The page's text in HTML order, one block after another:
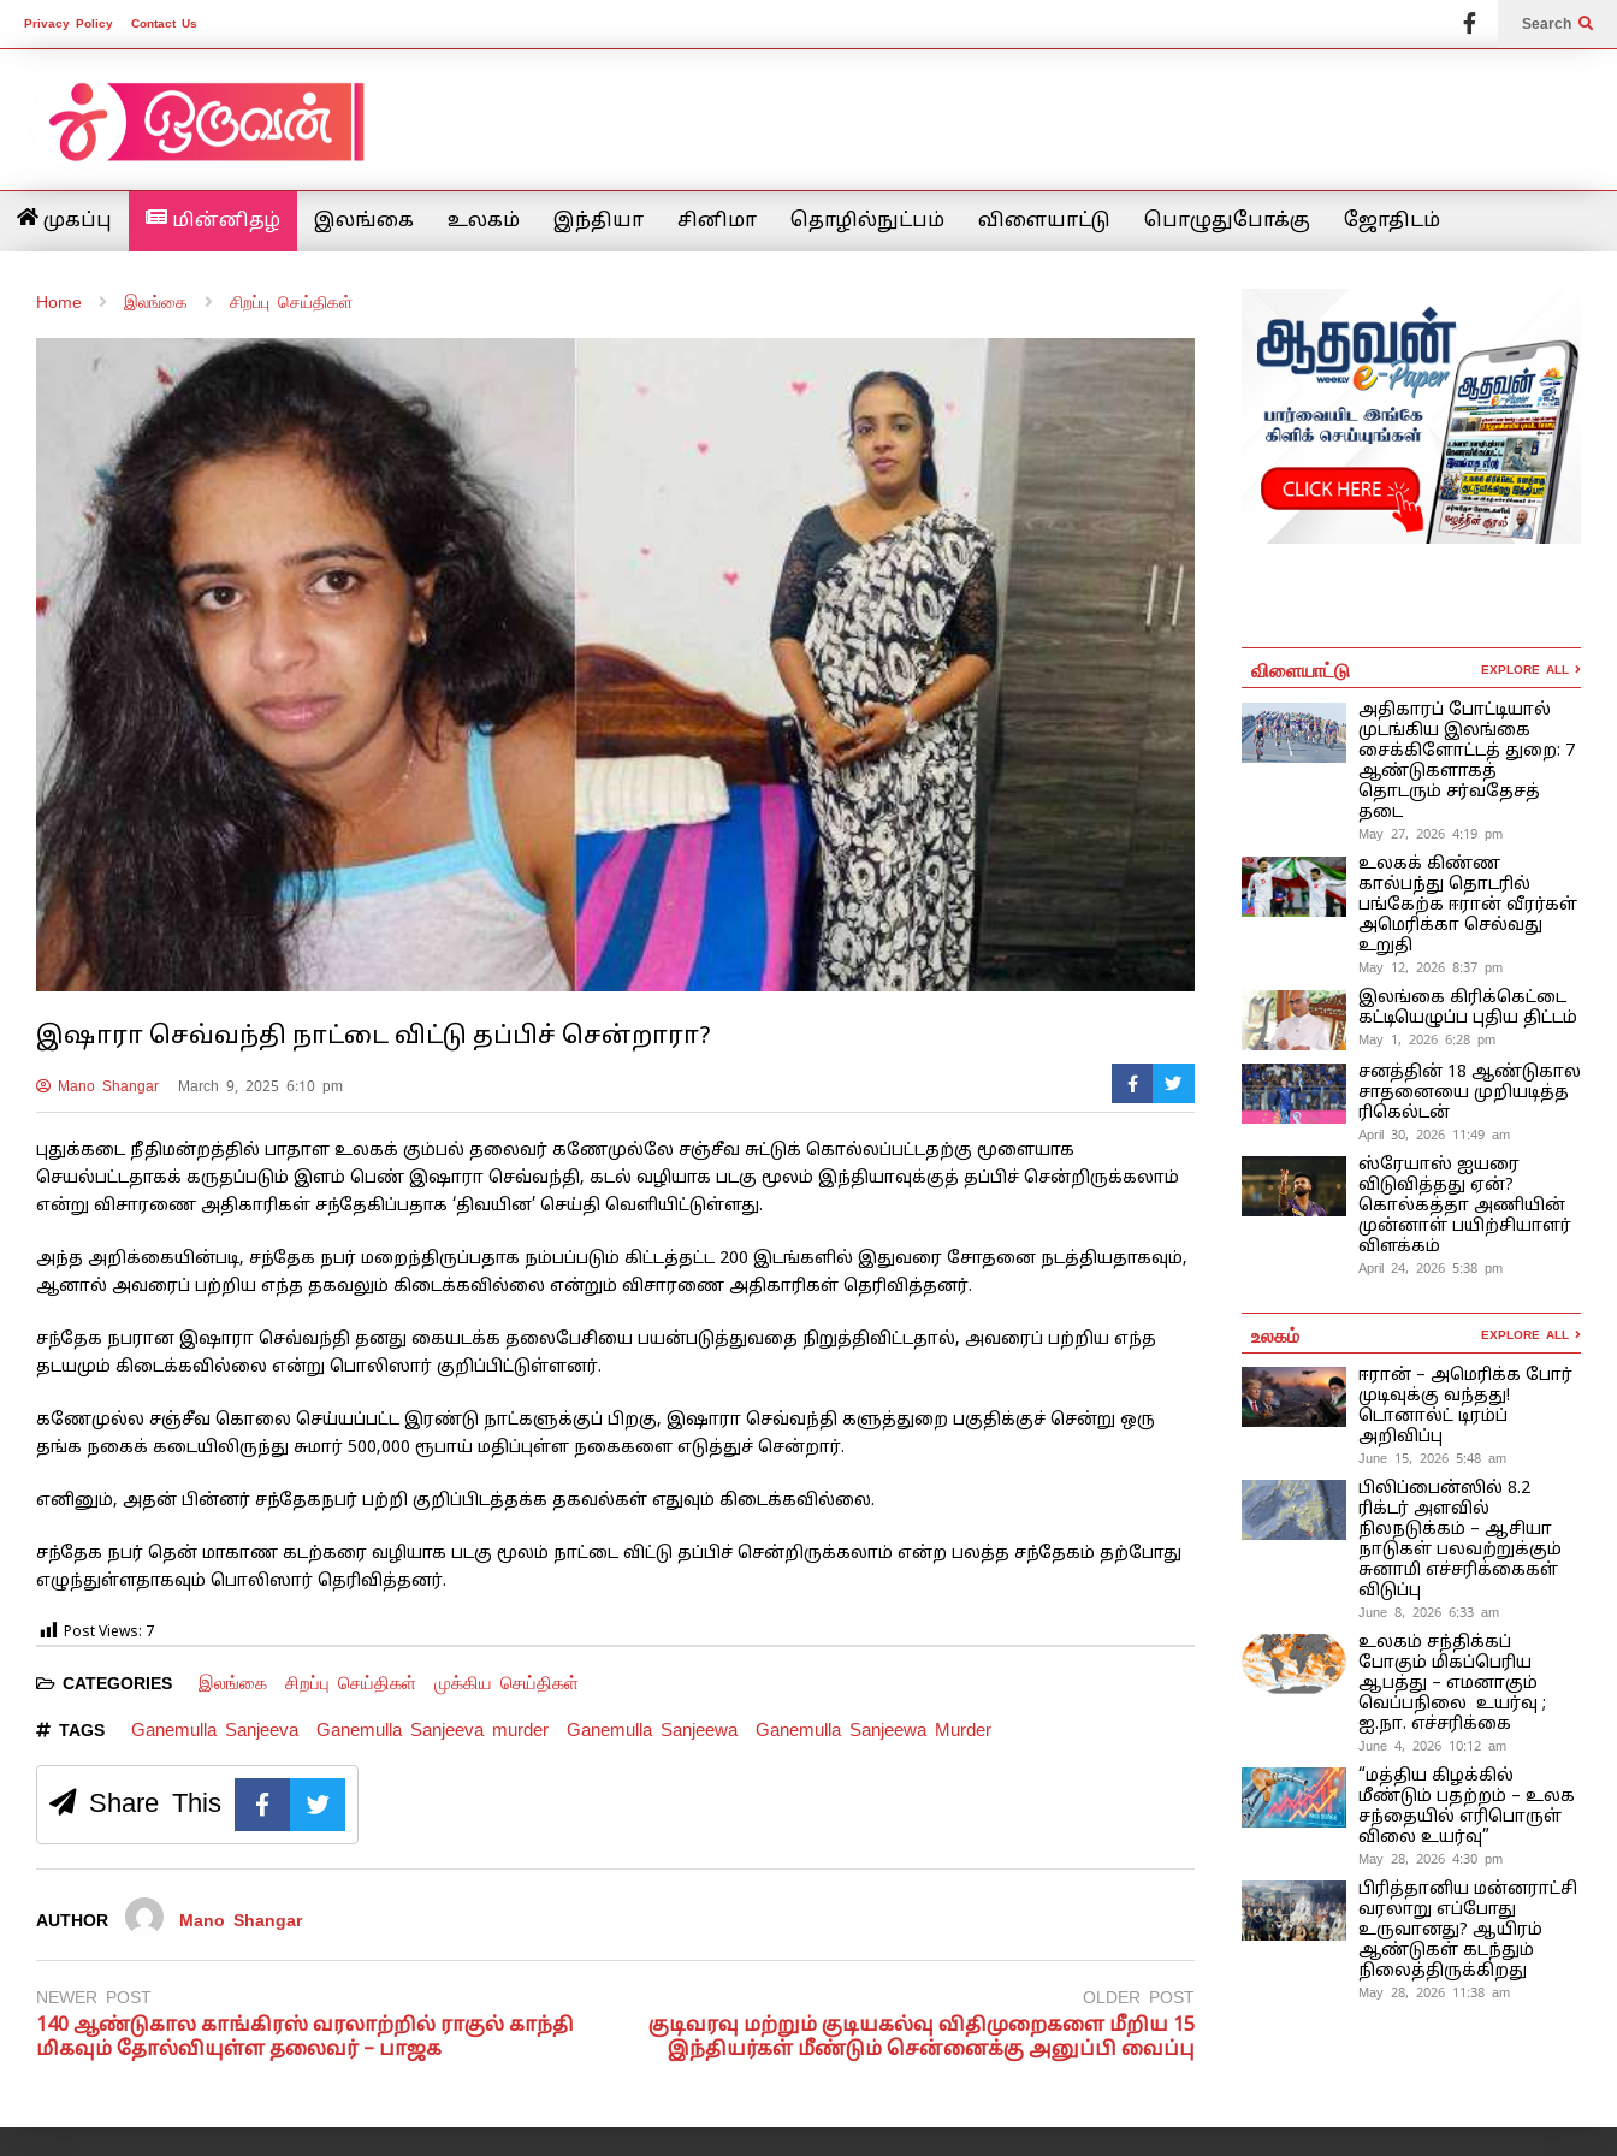
Privacy Policy Contact Us Search
முகப்பு மின்னிதழ் இலங்கை உலகம் இந்தியா சினிமா தொழில்நுட்பம் விளையாட்டு பொழுதுபோக்கு ஜோதிடம்
Home இலங்கை சிறப்பு செய்திகள்
இஷாரா செவ்வந்தி நாட்டை விட்டு தப்பிச் சென்றாரா?
Mano Shangar March 9, 2025 6:10 pm
புதுக்கடை நீதிமன்றத்தில் பாதாள உலகக் கும்பல் தலைவர் கணேமுல்லே சஞ்சீவ சுட்டுக் கொல்லப்பட்டதற்கு மூளையாக
செயல்பட்டதாகக் கருதப்படும் இளம் பெண் இஷாரா செவ்வந்தி, கடல் வழியாக படகு மூலம் இந்தியாவுக்குத் தப்பிச் சென்றிருக்கலாம்
என்று விசாரணை அதிகாரிகள் சந்தேகிப்பதாக ‘திவயின’ செய்தி வெளியிட்டுள்ளது.
அந்த அறிக்கையின்படி, சந்தேக நபர் மறைந்திருப்பதாக நம்பப்படும் கிட்டத்தட்ட 200 இடங்களில் இதுவரை சோதனை நடத்தியதாகவும்,
ஆனால் அவரைப் பற்றிய எந்த தகவலும் கிடைக்கவில்லை என்றும் விசாரணை அதிகாரிகள் தெரிவித்தனர்.
சந்தேக நபரான இஷாரா செவ்வந்தி தனது கையடக்க தலைபேசியை பயன்படுத்துவதை நிறுத்திவிட்டதால், அவரைப் பற்றிய எந்த
தடயமும் கிடைக்கவில்லை என்று பொலிஸார் குறிப்பிட்டுள்ளனர்.
கணேமுல்ல சஞ்சீவ கொலை செய்யப்பட்ட இரண்டு நாட்களுக்குப் பிறகு, இஷாரா செவ்வந்தி களுத்துறை பகுதிக்குச் சென்று ஒரு
தங்க நகைக் கடையிலிருந்து சுமார் 500,000 ரூபாய் மதிப்புள்ள நகைகளை எடுத்துச் சென்றார்.
எனினும், அதன் பின்னர் சந்தேகநபர் பற்றி குறிப்பிடத்தக்க தகவல்கள் எதுவும் கிடைக்கவில்லை.
சந்தேக நபர் தென் மாகாண கடற்கரை வழியாக படகு மூலம் நாட்டை விட்டு தப்பிச் சென்றிருக்கலாம் என்ற பலத்த சந்தேகம் தற்போது
எழுந்துள்ளதாகவும் பொலிஸார் தெரிவித்தனர்.
Post Views: 7
CATEGORIES இலங்கை சிறப்பு செய்திகள் முக்கிய செய்திகள்
TAGS Ganemulla Sanjeeva Ganemulla Sanjeeva murder Ganemulla Sanjeewa Ganemulla Sanjeewa Murder
Share This
AUTHOR Mano Shangar
NEWER POST
140 ஆண்டுகால காங்கிரஸ் வரலாற்றில் ராகுல் காந்தி
மிகவும் தோல்வியுள்ள தலைவர் – பாஜக
OLDER POST
குடிவரவு மற்றும் குடியகல்வு விதிமுறைகளை மீறிய 15
இந்தியர்கள் மீண்டும் சென்னைக்கு அனுப்பி வைப்பு
விளையாட்டு EXPLORE ALL
அதிகாரப் போட்டியால்
முடங்கிய இலங்கை
சைக்கிளோட்டத் துறை: 7
ஆண்டுகளாகத்
தொடரும் சர்வதேசத்
தடை
May 27, 2026 4:19 pm
உலகக் கிண்ண
கால்பந்து தொடரில்
பங்கேற்க ஈரான் வீரர்கள்
அமெரிக்கா செல்வது
உறுதி
May 12, 2026 8:37 pm
இலங்கை கிரிக்கெட்டை
கட்டியெழுப்ப புதிய திட்டம்
May 1, 2026 6:28 pm
சனத்தின் 18 ஆண்டுகால
சாதனையை முறியடித்த
ரிகெல்டன்
April 30, 2026 11:49 am
ஸ்ரேயாஸ் ஐயரை
விடுவித்தது ஏன்?
கொல்கத்தா அணியின்
முன்னாள் பயிற்சியாளர்
விளக்கம்
April 24, 2026 5:38 pm
உலகம் EXPLORE ALL
ஈரான் – அமெரிக்க போர்
முடிவுக்கு வந்தது!
டொனால்ட் டிரம்ப்
அறிவிப்பு
June 15, 2026 5:48 am
பிலிப்பைன்ஸில் 8.2
ரிக்டர் அளவில்
நிலநடுக்கம் – ஆசியா
நாடுகள் பலவற்றுக்கும்
சுனாமி எச்சரிக்கைகள்
விடுப்பு
June 8, 2026 6:33 am
உலகம் சந்திக்கப்
போகும் மிகப்பெரிய
ஆபத்து – எமனாகும்
வெப்பநிலை உயர்வு ;
ஐ.நா. எச்சரிக்கை
June 4, 2026 10:12 am
“மத்திய கிழக்கில்
மீண்டும் பதற்றம் – உலக
சந்தையில் எரிபொருள்
விலை உயர்வு”
May 28, 2026 4:30 pm
பிரித்தானிய மன்னராட்சி
வரலாறு எப்போது
உருவானது? ஆயிரம்
ஆண்டுகள் கடந்தும்
நிலைத்திருக்கிறது
May 28, 2026 11:38 am